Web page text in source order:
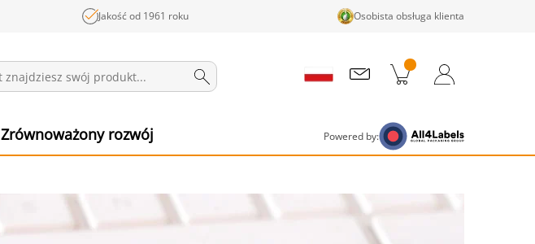
Jakość od 1961 roku Osobista obsługa klienta
Zrównoważony rozwój Powered by: